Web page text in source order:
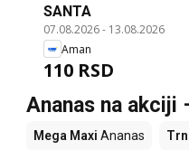
SANTA
07.08.2026- 13.08.2026
Aman
110 RSD
Ananas na akciji
Mega Maxi Ananas